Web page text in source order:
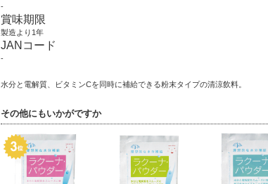
-
賞味期限
製造より1年
JANコード
-
水分と電解質、ビタミンCを同時に補給できる粉末タイプの清涼飲料。
その他にもいかがですか